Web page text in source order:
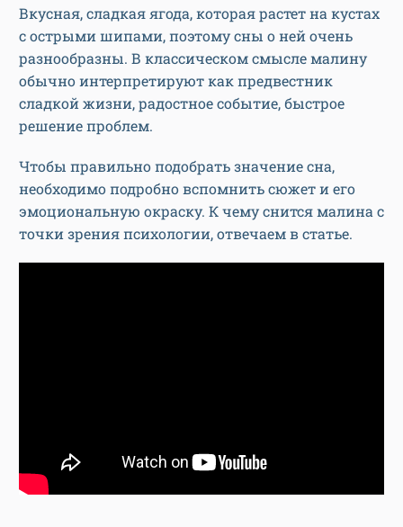
Вкусная, сладкая ягода, которая растет на кустах
с острыми шипами, поэтому сны о ней очень
разнообразны. В классическом смысле малину
обычно интерпретируют как предвестник
сладкой жизни, радостное событие, быстрое
решение проблем.
Чтобы правильно подобрать значение сна,
необходимо подробно вспомнить сюжет и его
эмоциональную окраску. К чему снится малина с
точки зрения психологии, отвечаем в статье.